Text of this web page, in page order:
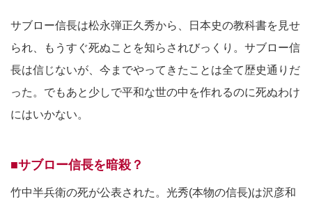
サブロー信長は松永弾正久秀から、日本史の教科書を見せ
られ、もうすぐ死ぬことを知らされびっくり。サブロー信
長は信じないが、今までやってきたことは全て歴史通りだ
った。でもあと少しで平和な世の中を作れるのに死ぬわけ
にはいかない。
■サブロー信長を暗殺？
竹中半兵衛の死が公表された。光秀(本物の信長)は沢彦和